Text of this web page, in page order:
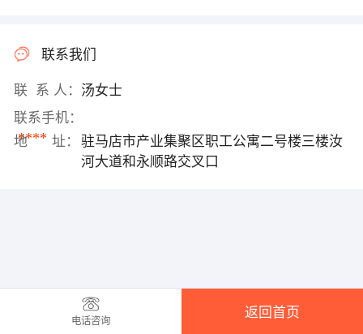
联系我们
联 系 人： 汤女士
联系手机：
****
地 址：
驻马店市产业集聚区职工公寓二号楼三楼汝
河大道和永顺路交叉口
电话咨询
返回首页